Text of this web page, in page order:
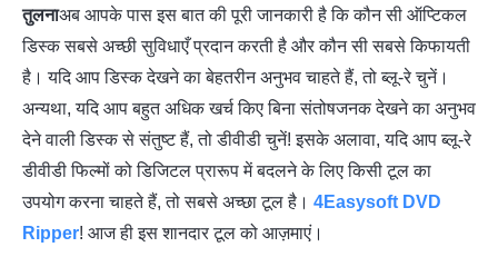
तुलनाअब आपके पास इस बात की पूरी जानकारी है कि कौन सी ऑप्टिकल
डिस्क सबसे अच्छी सुविधाएँ प्रदान करती है और कौन सी सबसे किफायती
है। यदि आप डिस्क देखने का बेहतरीन अनुभव चाहते हैं, तो ब्लू-रे चुनें।
अन्यथा, यदि आप बहुत अधिक खर्च किए बिना संतोषजनक देखने का अनुभव
देने वाली डिस्क से संतुष्ट हैं, तो डीवीडी चुनें! इसके अलावा, यदि आप ब्लू-रे
डीवीडी फिल्मों को डिजिटल प्रारूप में बदलने के लिए किसी टूल का
उपयोग करना चाहते हैं, तो सबसे अच्छा टूल है। 4Easysoft DVD
Ripper! आज ही इस शानदार टूल को आज़माएं।